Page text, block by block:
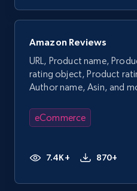
Amazon Reviews
URL, Product name,
rating object, Product
Author name, Asin, and
eCommerce
7.4K+ 870+